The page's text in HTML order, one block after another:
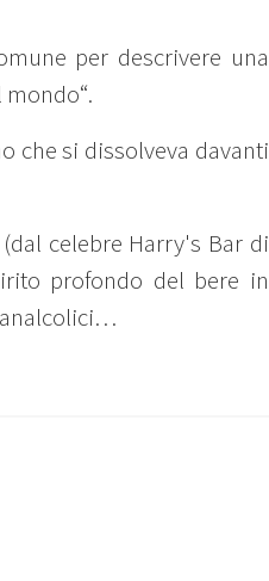
per descrivere una
che si dissolveva davanti
celebre Harry's Bar di
profondo del bere in
analcolici…